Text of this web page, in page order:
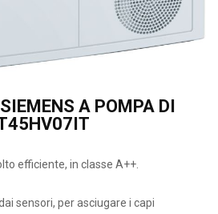
A POMPA DI
efficiente, in classe A++.
sensori, per asciugare i capi